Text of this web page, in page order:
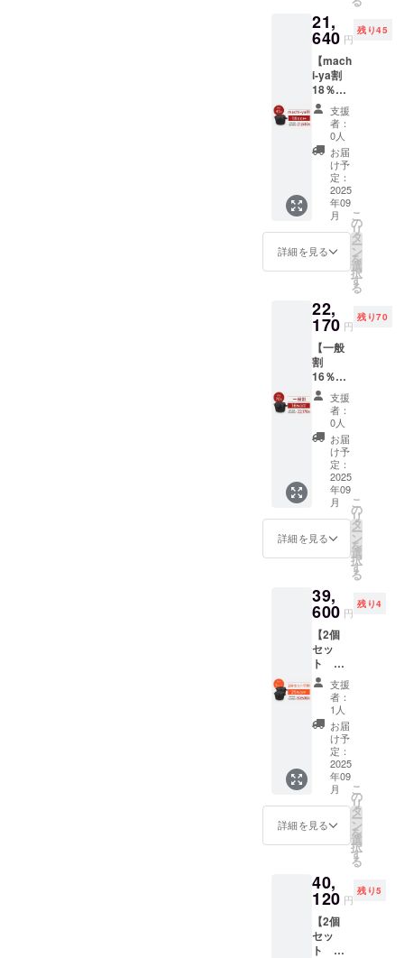
が販売
予定価
格より
下がる
可能性
もござ
いま
す。 ※
デザイ
ン・仕
様は変
更にな
る可能
性もご
ざいま
す。ご
了承く
状況、
使用部
材の供
給状
況、製
造工程
上の都
合等に
より出
荷時期
が遅れ
る場合
があり
ます。
26,400
円) ※税
込・送
料無料
※割引率
は製品
本体の
販売予
定価格
に対す
るもの
です。
※皆様の
ご支援
により
量産効
率が向
売価格
が販売
予定価
格より
下がる
可能性
もござ
いま
す。 ※
デザイ
ン・仕
様は変
更にな
る可能
性もご
ざいま
す。ご
ご注文
状況、
使用部
材の供
給状
況、製
造工程
上の都
合等に
より出
荷時期
が遅れ
る場合
があり
ます。
21,
640 円
残り45
【mach
i-ya割
18％OF
F】
21,640
円 マ
ルチ
ダッチ
オーブ
SETO
1個 (一
般販売
予定価
格：
税・送
26,400
円) ※税
込・送
料無料
※割引率
は製品
本体の
販売予
定価格
に対す
るもの
です。
※皆様の
ご支援
により
量産効
率が向
売価格
が販売
予定価
格より
下がる
可能性
もござ
いま
す。 ※
デザイ
ン・仕
様は変
更にな
る可能
性もご
ざいま
す。ご
ご注文
状況、
使用部
材の供
給状
支援
者：
0人
お届
け予
定：
2025
年09
月
詳細を見る
こ
の
リ
タ
ー
ン
を
選
択
す
る
22,
170 円
残り70
【一般
割
16％OF
F】
22,170
円
税・送
料込
マルチ
ダッチ
オーブ
SETO
1個 (一
般販売
予定価
税・送
料込
26,400
円) ※税
込・送
料無料
※割引率
は製品
本体の
販売予
定価格
に対す
るもの
です。
※皆様の
ご支援
により
場合、
正規販
売価格
が販売
予定価
格より
支援
者：
0人
お届
け予
定：
2025
年09
月
詳細を見る
こ
の
リ
タ
ー
ン
を
選
択
す
る
39,
600 円
残り4
【2個
セッ
ト 早
割
25％OF
39,600
円 マ
ルチ
ダッチ
オーブ
SETO
2個 (一
般販売
予定価
税・送
料込
52,800
円) ※税
込・送
料無料
支援
者：
1人
お届
け予
定：
2025
年09
月
詳細を見る
こ
の
リ
タ
ー
ン
を
選
択
す
る
40,
120 円
残り5
【2個
セッ
ト